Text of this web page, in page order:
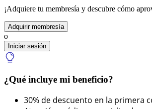
¡Adquiere tu membresía y descubre cómo
Adquirir membresía
o
Iniciar sesión
¿Qué incluye mi beneficio?
30% de descuento en la primera